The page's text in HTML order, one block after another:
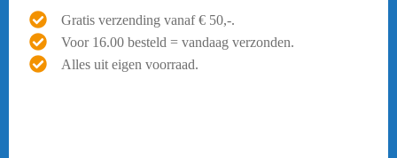
Gratis verzending vanaf € 50,-.
Voor 16.00 besteld = vandaag verzonden.
Alles uit eigen voorraad.